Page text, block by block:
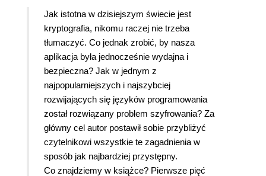
Jak istotna w dzisiejszym świecie jest
kryptografia, nikomu raczej nie trzeba
tłumaczyć. Co jednak zrobić, by nasza
aplikacja była jednocześnie wydajna i
bezpieczna? Jak w jednym z
najpopularniejszych i najszybciej
rozwijających się języków programowania
został rozwiązany problem szyfrowania? Za
główny cel autor postawił sobie przybliżyć
czytelnikowi wszystkie te zagadnienia w
sposób jak najbardziej przystępny.
Co znajdziemy w książce? Pierwsze pięć